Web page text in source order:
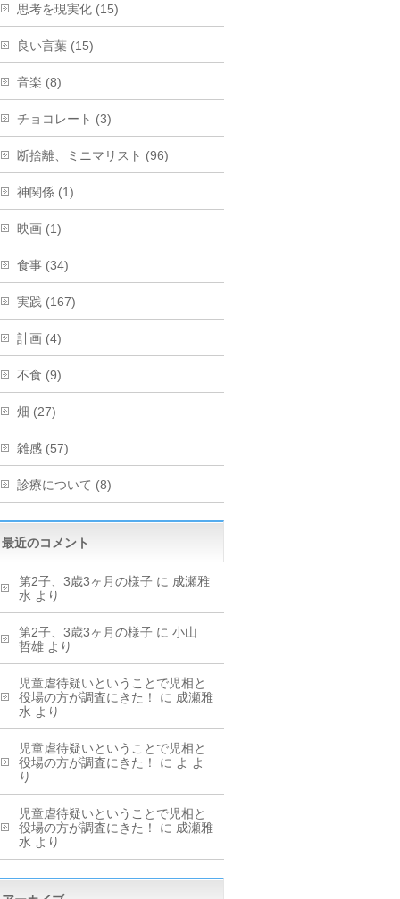
思考を現実化 (15)
良い言葉 (15)
音楽 (8)
チョコレート (3)
断捨離、ミニマリスト (96)
神関係 (1)
映画 (1)
食事 (34)
実践 (167)
計画 (4)
不食 (9)
畑 (27)
雑感 (57)
診療について (8)
最近のコメント
第2子、3歳3ヶ月の様子 に 成瀬雅
水 より
第2子、3歳3ヶ月の様子 に 小山
哲雄 より
児童虐待疑いということで児相と
役場の方が調査にきた！
に 成瀬雅
水 より
児童虐待疑いということで児相と
役場の方が調査にきた！
に よ よ
り
児童虐待疑いということで児相と
役場の方が調査にきた！
に 成瀬雅
水 より